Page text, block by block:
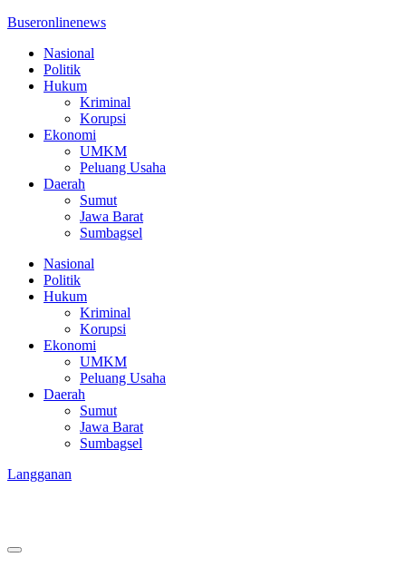
Buseronlinenews
Nasional
Politik
Hukum
Kriminal
Korupsi
Ekonomi
UMKM
Peluang Usaha
Daerah
Sumut
Jawa Barat
Sumbagsel
Nasional
Politik
Hukum
Kriminal
Korupsi
Ekonomi
UMKM
Peluang Usaha
Daerah
Sumut
Jawa Barat
Sumbagsel
Langganan